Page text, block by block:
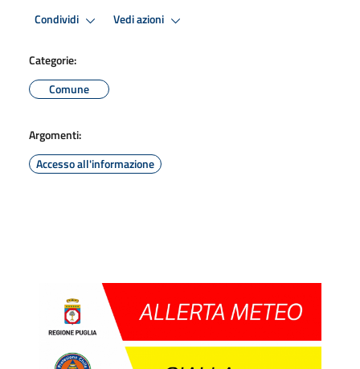
Condividi Vedi azioni
Categorie:
Comune
Argomenti:
Accesso all'informazione